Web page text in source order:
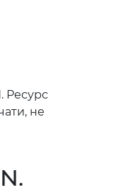
Ресурс
не